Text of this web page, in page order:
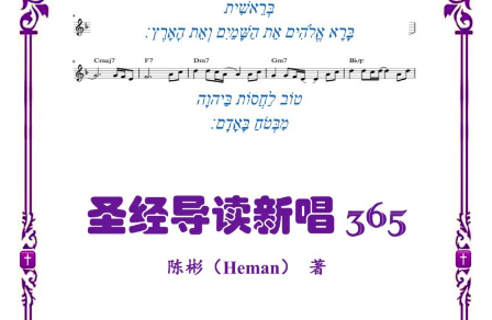
主日讲道
圣经导读新唱
属灵书籍
宣教事工
神学研究